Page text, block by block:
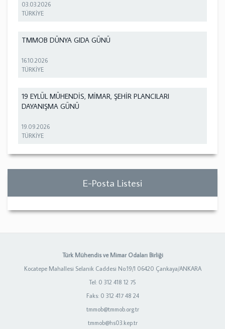
03.03.2026
TÜRKİYE
TMMOB DÜNYA GIDA GÜNÜ
16.10.2026
TÜRKİYE
19 EYLÜL MÜHENDİS, MİMAR, ŞEHİR PLANCILARI
DAYANIŞMA GÜNÜ
19.09.2026
TÜRKİYE
E-Posta Listesi
Türk Mühendis ve Mimar Odaları Birliği
Kocatepe Mahallesi Selanik Caddesi No:19/1 06420 Çankaya/ANKARA
Tel: 0 312 418 12 75
Faks: 0 312 417 48 24
tmmob@tmmob.org.tr
tmmob@hs03.kep.tr